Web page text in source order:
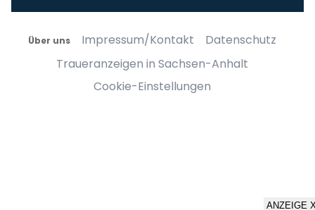
Über uns Impressum/Kontakt
Datenschutz
Traueranzeigen in Sachsen-Anhalt
Cookie-Einstellungen
ANZEIGE